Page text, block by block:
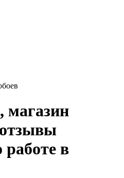
работе в